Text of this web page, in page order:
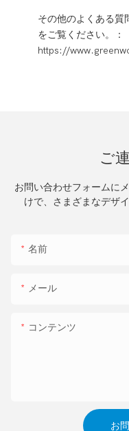
その他のよくある質
をご覧ください。：
https://
ご
お問い合わせフォームに
けで、さまざまなデザ
名前
メール
コンテンツ
お